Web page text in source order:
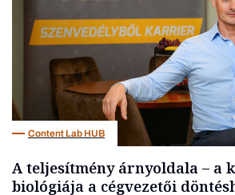
Content Lab HUB
A teljesítmény árnyoldala – a
biológiája a cégvezetői